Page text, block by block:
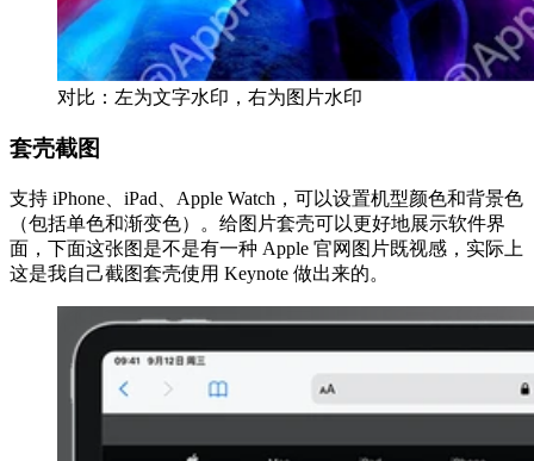
对比：左为文字水印，右为图片水印
套壳截图
支持 iPhone、iPad、Apple Watch，可以设置机型颜色和背景色
（包括单色和渐变色）。给图片套壳可以更好地展示软件界
面，下面这张图是不是有一种 Apple 官网图片既视感，实际上
这是我自己截图套壳使用 Keynote 做出来的。